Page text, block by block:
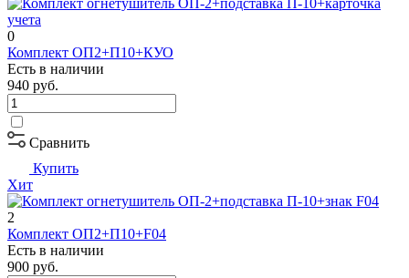
0
Комплект ОП2+П10+КУО
Есть в наличии
940 руб.
Сравнить
Купить
Хит
2
Комплект ОП2+П10+F04
Есть в наличии
900 руб.